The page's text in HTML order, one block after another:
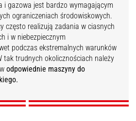
i gazowa jest bardzo wymagającym
ograniczeniach środowiskowych.
często realizują zadania w ciasnych
i w niebezpiecznym
podczas ekstremalnych warunków
tak trudnych okolicznościach należy
odpowiednie maszyny do
Wsparcie operacyjne
Bezpieczeństwo
ODKRYJ